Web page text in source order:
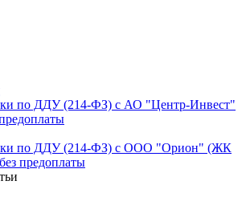
по ДДУ (214-ФЗ) с АО "Центр-Инвест"
по ДДУ (214-ФЗ) с ООО "Орион" (ЖК
предоплаты